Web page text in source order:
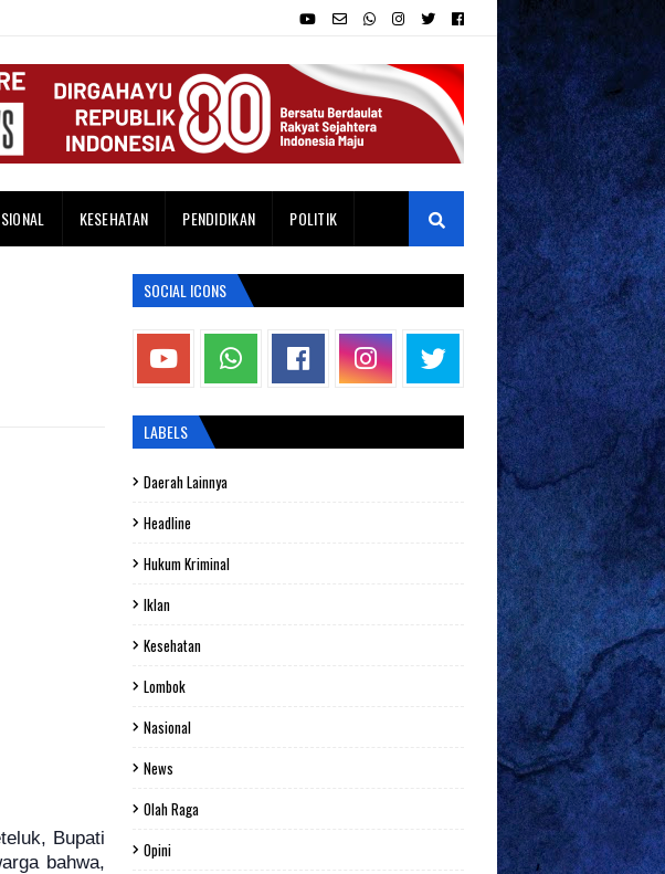
KESEHATAN PENDIDIKAN POLITIK
Bupati
bahwa,
SOCIAL ICONS
LABELS
Daerah Lainnya
Headline
Hukum Kriminal
Iklan
Kesehatan
Lombok
Nasional
News
Olah Raga
Opini